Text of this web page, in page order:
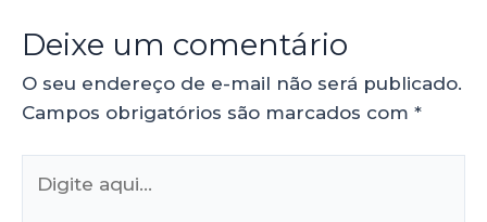
Deixe um comentário
O seu endereço de e-mail não será publicado.
Campos obrigatórios são marcados com *